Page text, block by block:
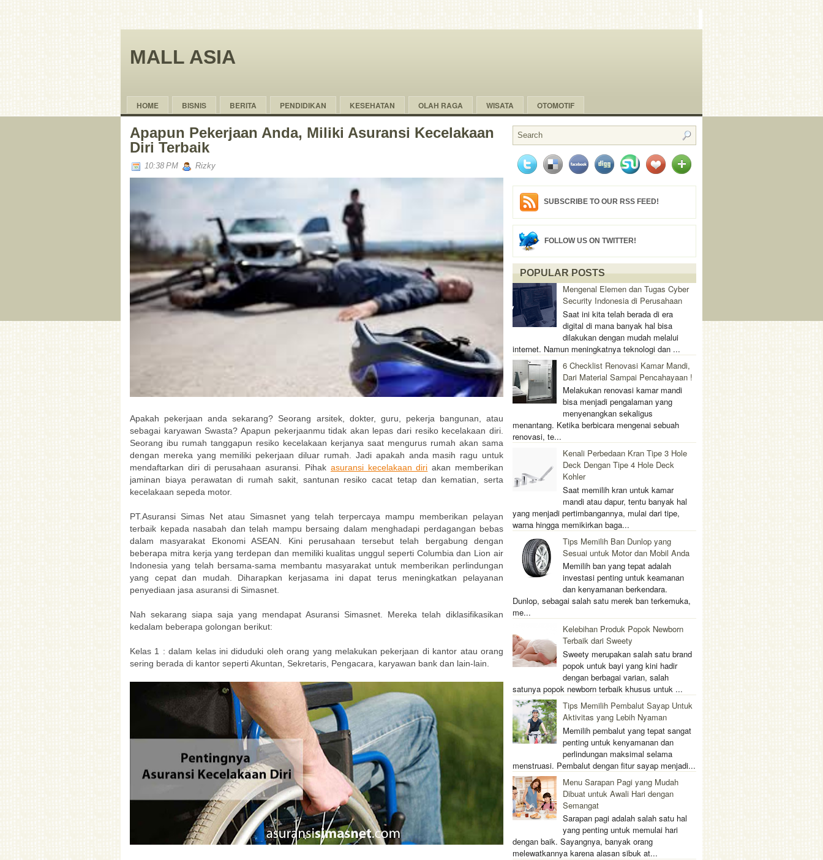
MALL ASIA
HOME BISNIS BERITA PENDIDIKAN KESEHATAN OLAH RAGA WISATA OTOMOTIF
Apapun Pekerjaan Anda, Miliki Asuransi Kecelakaan
Diri Terbaik
10:38 PM Rizky
Apakah pekerjaan anda sekarang? Seorang arsitek, dokter, guru, pekerja bangunan, atau
sebagai karyawan Swasta? Apapun pekerjaanmu tidak akan lepas dari resiko kecelakaan diri.
Seorang ibu rumah tanggapun resiko kecelakaan kerjanya saat mengurus rumah akan sama
dengan mereka yang memiliki pekerjaan diluar rumah. Jadi apakah anda masih ragu untuk
mendaftarkan diri di perusahaan asuransi. Pihak asuransi kecelakaan diri akan memberikan
jaminan biaya perawatan di rumah sakit, santunan resiko cacat tetap dan kematian, serta
kecelakaan sepeda motor.
PT.Asuransi Simas Net atau Simasnet yang telah terpercaya mampu memberikan pelayan
terbaik kepada nasabah dan telah mampu bersaing dalam menghadapi perdagangan bebas
dalam masyarakat Ekonomi ASEAN. Kini perusahaan tersebut telah bergabung dengan
beberapa mitra kerja yang terdepan dan memiliki kualitas unggul seperti Columbia dan Lion air
Indonesia yang telah bersama-sama membantu masyarakat untuk memberikan perlindungan
yang cepat dan mudah. Diharapkan kerjasama ini dapat terus meningkatkan pelayanan
penyediaan jasa asuransi di Simasnet.
Nah sekarang siapa saja yang mendapat Asuransi Simasnet. Mereka telah diklasifikasikan
kedalam beberapa golongan berikut:
Kelas 1 : dalam kelas ini diduduki oleh orang yang melakukan pekerjaan di kantor atau orang
sering berada di kantor seperti Akuntan, Sekretaris, Pengacara, karyawan bank dan lain-lain.
SUBSCRIBE TO OUR RSS FEED!
FOLLOW US ON TWITTER!
POPULAR POSTS
Mengenal Elemen dan Tugas Cyber
Security Indonesia di Perusahaan
Saat ini kita telah berada di era
digital di mana banyak hal bisa
dilakukan dengan mudah melalui
internet. Namun meningkatnya teknologi dan ...
6 Checklist Renovasi Kamar Mandi,
Dari Material Sampai Pencahayaan !
Melakukan renovasi kamar mandi
bisa menjadi pengalaman yang
menyenangkan sekaligus
menantang. Ketika berbicara mengenai sebuah
renovasi, te...
Kenali Perbedaan Kran Tipe 3 Hole
Deck Dengan Tipe 4 Hole Deck
Kohler
Saat memilih kran untuk kamar
mandi atau dapur, tentu banyak hal
yang menjadi pertimbangannya, mulai dari tipe,
warna hingga memikirkan baga...
Tips Memilih Ban Dunlop yang
Sesuai untuk Motor dan Mobil Anda
Memilih ban yang tepat adalah
investasi penting untuk keamanan
dan kenyamanan berkendara.
Dunlop, sebagai salah satu merek ban terkemuka,
me...
Kelebihan Produk Popok Newborn
Terbaik dari Sweety
Sweety merupakan salah satu brand
popok untuk bayi yang kini hadir
dengan berbagai varian, salah
satunya popok newborn terbaik khusus untuk ...
Tips Memilih Pembalut Sayap Untuk
Aktivitas yang Lebih Nyaman
Memilih pembalut yang tepat sangat
penting untuk kenyamanan dan
perlindungan maksimal selama
menstruasi. Pembalut dengan fitur sayap menjadi...
Menu Sarapan Pagi yang Mudah
Dibuat untuk Awali Hari dengan
Semangat
Sarapan pagi adalah salah satu hal
yang penting untuk memulai hari
dengan baik. Sayangnya, banyak orang
melewatkannya karena alasan sibuk at...